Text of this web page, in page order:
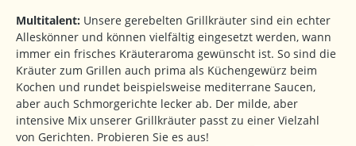
Multitalent: Unsere gerebelten Grillkräuter sind ein echter
Alleskönner und können vielfältig eingesetzt werden, wann
immer ein frisches Kräuteraroma gewünscht ist. So sind die
Kräuter zum Grillen auch prima als Küchengewürz beim
Kochen und rundet beispielsweise mediterrane Saucen,
aber auch Schmorgerichte lecker ab. Der milde, aber
intensive Mix unserer Grillkräuter passt zu einer Vielzahl
von Gerichten. Probieren Sie es aus!